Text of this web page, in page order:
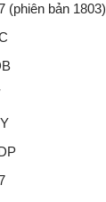
(phiên bản 1803)